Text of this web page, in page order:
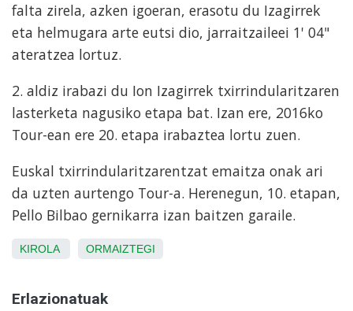
falta zirela, azken igoeran, erasotu du Izagirrek
eta helmugara arte eutsi dio, jarraitzaileei 1' 04"
ateratzea lortuz.
2. aldiz irabazi du Ion Izagirrek txirrindularitzaren
lasterketa nagusiko etapa bat. Izan ere, 2016ko
Tour-ean ere 20. etapa irabaztea lortu zuen.
Euskal txirrindularitzarentzat emaitza onak ari
da uzten aurtengo Tour-a. Herenegun, 10. etapan,
Pello Bilbao gernikarra izan baitzen garaile.
KIROLA ORMAIZTEGI
Erlazionatuak